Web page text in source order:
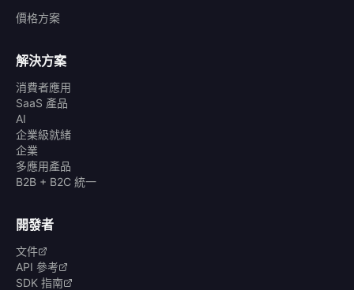
價格方案
解決方案
消費者應用
SaaS 產品
AI
企業級就緒
企業
多應用產品
B2B + B2C 統一
開發者
文件
API 參考
SDK 指南